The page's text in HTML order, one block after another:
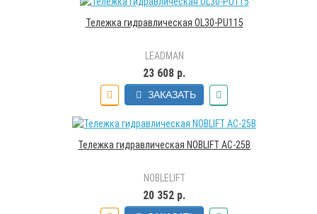
Тележка гидравлическая OL30-PU115
LEADMAN
23 608 р.
ЗАКАЗАТЬ
Тележка гидравлическая NOBLIFT AC-25B
NOBLELIFT
20 352 р.